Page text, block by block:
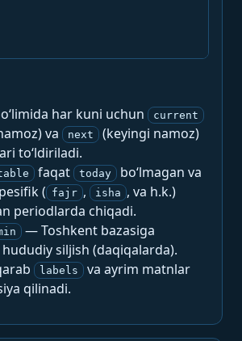
har kuni uchun current
va next
(keyingi namoz)
to‘ldiriladi.
faqat today
bo‘lmagan va
( fajr , isha , va h.k.)
periodlarda chiqadi.
— Toshkent bazasiga
siljish (daqiqalarda).
labels
va ayrim matnlar
qilinadi.